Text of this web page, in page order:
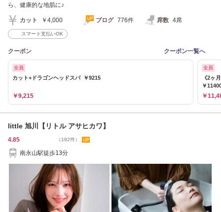
ら、健康的な地肌に♪
カット ￥4,000 ブログ 776件 席数 4席
スマート支払いOK
クーポン クーポン一覧へ
全員
カット+ドラゴンヘッドスパ ￥9215
￥9,215
全員
《2ヶ
￥
￥
little 旭川【リトル アサヒカワ】
4.85 （192件）
南永山駅徒歩13分